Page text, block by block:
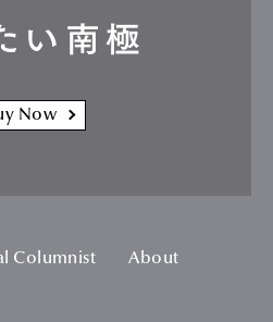
い南極
Now
Columnist
About